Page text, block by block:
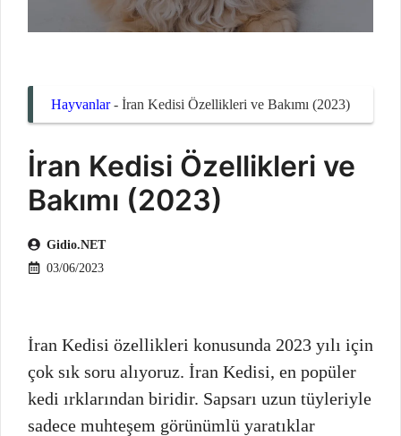
Hayvanlar- İran Kedisi Özellikleri ve Bakımı (2023)
İran Kedisi Özellikleri ve
Bakımı (2023)
Gidio.NET
03/06/2023
İran Kedisi özellikleri konusunda 2023 yılı için
çok sık soru alıyoruz. İran Kedisi, en popüler
kedi ırklarından biridir. Sapsarı uzun tüyleriyle
sadece muhteşem görünümlü yaratıklar